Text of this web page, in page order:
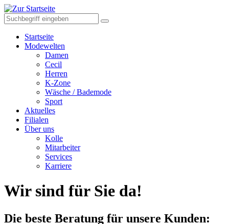
Startseite
Modewelten
Damen
Cecil
Herren
K-Zone
Wäsche / Bademode
Sport
Aktuelles
Filialen
Über uns
Kolle
Mitarbeiter
Services
Karriere
Wir sind für Sie da!
Die beste Beratung für unsere Kunden: